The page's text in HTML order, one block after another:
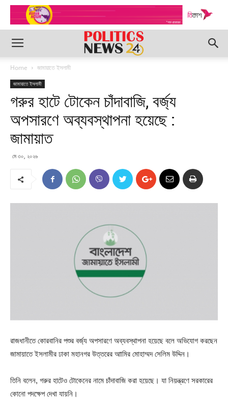
Home জামায়াতে ইসলামী
জামায়াতে ইসলামী
গরুর হাটে টোকেন চাঁদাবাজি, বর্জ্য
অপসারণে অব্যবস্থাপনা হয়েছে :
জামায়াত
মে ৩০, ২০২৬
রাজধানীতে কোরবানির পশুর বর্জ্য অপসারণে অব্যবস্থাপনা হয়েছে বলে অভিযোগ করছেন
জামায়াতে ইসলামীর ঢাকা মহানগর উত্তরের আামির মোহাম্মদ সেলিম উদ্দিন।
তিনি বলেন, গরুর হাটেও টোকেনের নামে চাঁদাবাজি করা হয়েছে। যা নিয়ন্ত্রণে সরকারের
কোনো পদক্ষেপ দেখা যায়নি।